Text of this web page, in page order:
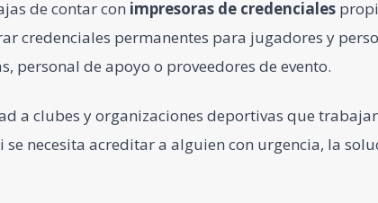
de contar con impresoras de credenciales
credenciales permanentes para jugadores y
personal de apoyo o proveedores de evento.
a clubes y organizaciones deportivas que
se necesita acreditar a alguien con urgencia, la